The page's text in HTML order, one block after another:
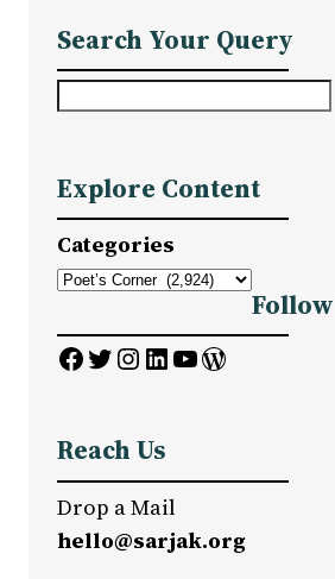
Search Your Query
r
c
h
Explore Content
Categories
Facebook Twitter InstagramLinkedIn YouTube WordPress
Reach Us
Drop a Mail
hello@sarjak.org